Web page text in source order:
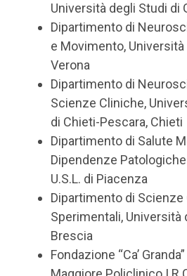
Università degli Studi di
Dipartimento di
e Movimento,
Verona
Dipartimento di
Scienze Cliniche,
di Chieti-Pescara, Chieti
Dipartimento di Salute
Dipendenze
U.S.L. di Piacenza
Dipartimento di Scienze
Sperimentali, Università
Brescia
Fondazione “Ca’